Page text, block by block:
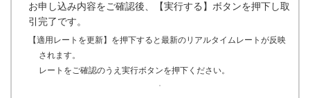
お申し込み内容をご確認後、【実行する】ボタンを押下し取
引完了です。
【適用レートを更新】を押下すると最新のリアルタイムレートが反映
されます。
レートをご確認のうえ実行ボタンを押下ください。